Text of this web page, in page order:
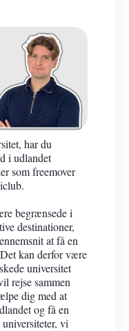
har du
i udlandet
som freemover
begrænsede i
destinationer,
at få en
kan derfor være
universitet
rejse sammen
dig med at
og få en
vi